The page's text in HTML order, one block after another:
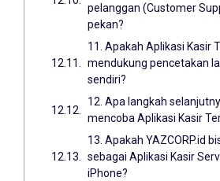
pelanggan (Customer
pekan?
11. Apakah Aplikasi Kasir
mendukung pencetakan
sendiri?
12. Apa langkah
mencoba Aplikasi Kasir
13. Apakah YAZCORP.id
sebagai Aplikasi Kasir
iPhone?